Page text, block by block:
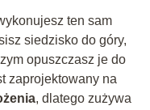
ten sam
siedzisko do góry,
opuszczasz je do
zaprojektowany na
, dlatego zużywa